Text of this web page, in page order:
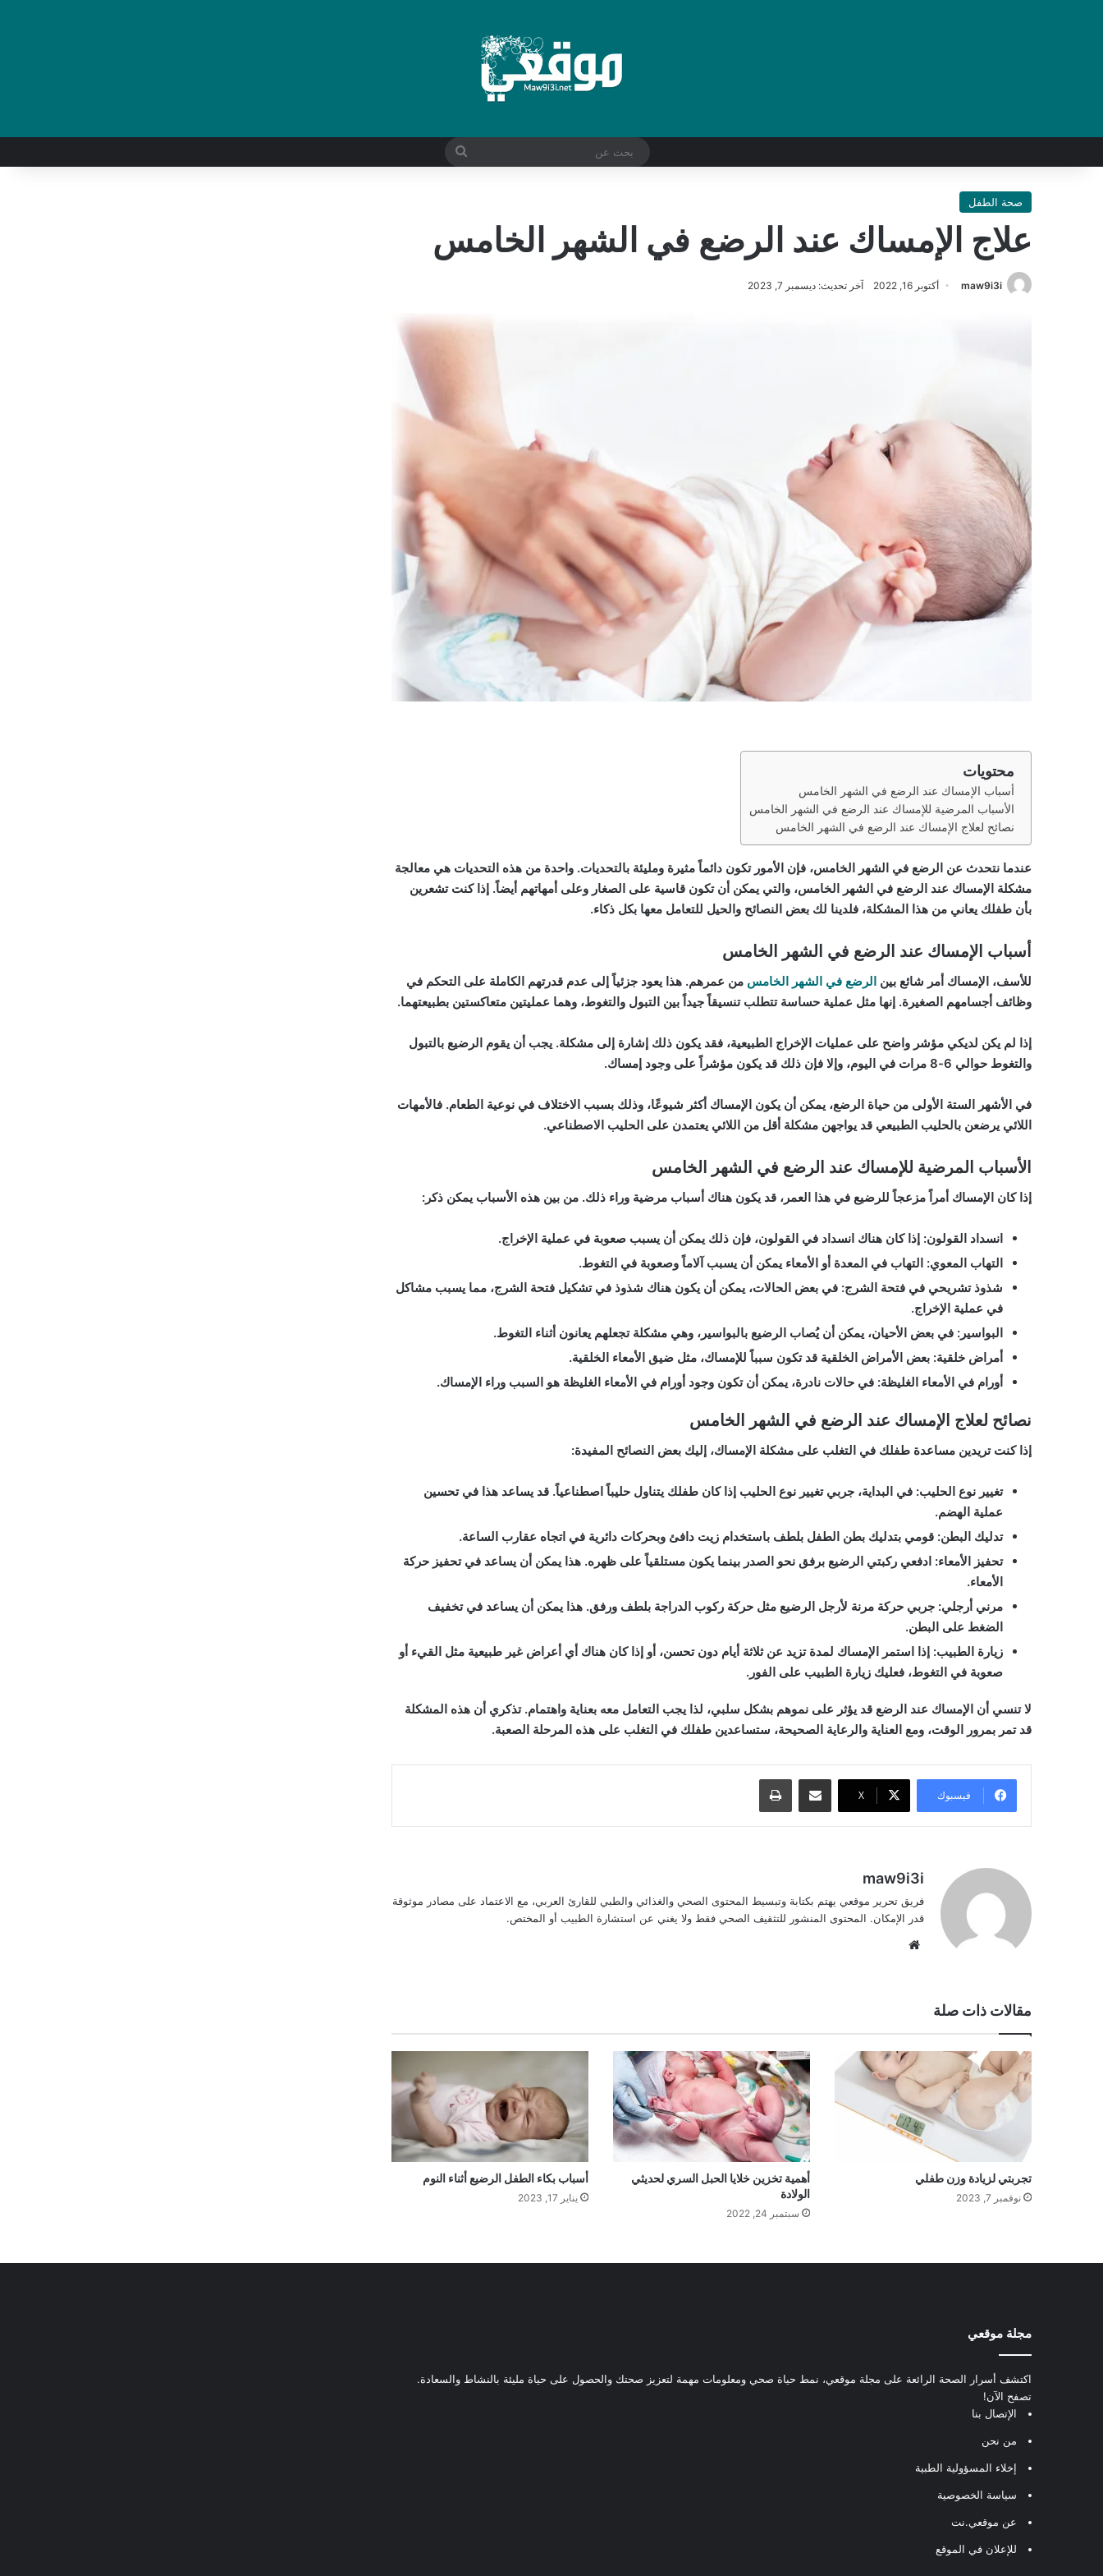
بحث
صحة الطفل
علاج الإمساك عند الرضع في الشهر الخامس
maw9i3i أكتوبر 16, 2022 آخر تحديث: ديسمبر 7, 2023
محتويات
أسباب الإمساك عند الرضع في الشهر الخامس
الأسباب المرضية للإمساك عند الرضع في الشهر الخامس
نصائح لعلاج الإمساك عند الرضع في الشهر الخامس
عندما نتحدث عن الرضع في الشهر الخامس، فإن الأمور تكون دائماً مثيرة ومليئة بالتحديات. واحدة من هذه التحديات هي معالجة
مشكلة الإمساك عند الرضع في الشهر الخامس، والتي يمكن أن تكون قاسية على الصغار وعلى أمهاتهم أيضاً. إذا كنت تشعرين
بأن طفلك يعاني من هذا المشكلة، فلدينا لك بعض النصائح والحيل للتعامل معها بكل ذكاء.
أسباب الإمساك عند الرضع في الشهر الخامس
للأسف، الإمساك أمر شائع بين الرضع في الشهر الخامس من عمرهم. هذا يعود جزئياً إلى عدم قدرتهم الكاملة على التحكم في
وظائف أجسامهم الصغيرة. إنها مثل عملية حساسة تتطلب تنسيقاً جيداً بين التبول والتغوط، وهما عمليتين متعاكستين بطبيعتهما.
إذا لم يكن لديكي مؤشر واضح على عمليات الإخراج الطبيعية، فقد يكون ذلك إشارة إلى مشكلة. يجب أن يقوم الرضيع بالتبول
والتغوط حوالي 6-8 مرات في اليوم، وإلا فإن ذلك قد يكون مؤشراً على وجود إمساك.
في الأشهر الستة الأولى من حياة الرضع، يمكن أن يكون الإمساك أكثر شيوعًا، وذلك بسبب الاختلاف في نوعية الطعام. فالأمهات
اللائي يرضعن بالحليب الطبيعي قد يواجهن مشكلة أقل من اللائي يعتمدن على الحليب الاصطناعي.
الأسباب المرضية للإمساك عند الرضع في الشهر الخامس
إذا كان الإمساك أمراً مزعجاً للرضيع في هذا العمر، قد يكون هناك أسباب مرضية وراء ذلك. من بين هذه الأسباب يمكن ذكر:
انسداد القولون: إذا كان هناك انسداد في القولون، فإن ذلك يمكن أن يسبب صعوبة في عملية الإخراج.
التهاب المعوي: التهاب في المعدة أو الأمعاء يمكن أن يسبب آلاماً وصعوبة في التغوط.
شذوذ تشريحي في فتحة الشرج: في بعض الحالات، يمكن أن يكون هناك شذوذ في تشكيل فتحة الشرج، مما يسبب مشاكل
في عملية الإخراج.
البواسير: في بعض الأحيان، يمكن أن يُصاب الرضيع بالبواسير، وهي مشكلة تجعلهم يعانون أثناء التغوط.
أمراض خلقية: بعض الأمراض الخلقية قد تكون سبباً للإمساك، مثل ضيق الأمعاء الخلقية.
أورام في الأمعاء الغليظة: في حالات نادرة، يمكن أن تكون وجود أورام في الأمعاء الغليظة هو السبب وراء الإمساك.
نصائح لعلاج الإمساك عند الرضع في الشهر الخامس
إذا كنت تريدين مساعدة طفلك في التغلب على مشكلة الإمساك، إليك بعض النصائح المفيدة:
تغيير نوع الحليب: في البداية، جربي تغيير نوع الحليب إذا كان طفلك يتناول حليباً اصطناعياً. قد يساعد هذا في تحسين
عملية الهضم.
تدليك البطن: قومي بتدليك بطن الطفل بلطف باستخدام زيت دافئ وبحركات دائرية في اتجاه عقارب الساعة.
تحفيز الأمعاء: ادفعي ركبتي الرضيع برفق نحو الصدر بينما يكون مستلقياً على ظهره. هذا يمكن أن يساعد في تحفيز حركة
الأمعاء.
مرني أرجلي: جربي حركة مرنة لأرجل الرضيع مثل حركة ركوب الدراجة بلطف ورفق. هذا يمكن أن يساعد في تخفيف
الضغط على البطن.
زيارة الطبيب: إذا استمر الإمساك لمدة تزيد عن ثلاثة أيام دون تحسن، أو إذا كان هناك أي أعراض غير طبيعية مثل القيء أو
صعوبة في التغوط، فعليك زيارة الطبيب على الفور.
لا تنسي أن الإمساك عند الرضع قد يؤثر على نموهم بشكل سلبي، لذا يجب التعامل معه بعناية واهتمام. تذكري أن هذه المشكلة
قد تمر بمرور الوقت، ومع العناية والرعاية الصحيحة، ستساعدين طفلك في التغلب على هذه المرحلة الصعبة.
فيسبوك ‫X
مشاركة عبر البريد طباعة
maw9i3i
فريق تحرير موقعي يهتم بكتابة وتبسيط المحتوى الصحي والغذائي والطبي للقارئ العربي، مع الاعتماد على مصادر موثوقة
قدر الإمكان. المحتوى المنشور للتثقيف الصحي فقط ولا يغني عن استشارة الطبيب أو المختص.
مقالات ذات صلة
تجربتي لزيادة وزن طفلي
نوفمبر 7, 2023
أهمية تخزين خلايا الحبل السري لحديثي
الولادة
سبتمبر 24, 2022
أسباب بكاء الطفل الرضيع أثناء النوم
يناير 17, 2023
مجلة موقعي
اكتشف أسرار الصحة الرائعة على مجلة موقعي، نمط حياة صحي ومعلومات مهمة لتعزيز صحتك والحصول على حياة مليئة بالنشاط والسعادة.
تصفح الآن!
الإتصال بنا
من نحن
إخلاء المسؤولية الطبية
سياسة الخصوصية
عن موقعي.نت
للإعلان في الموقع